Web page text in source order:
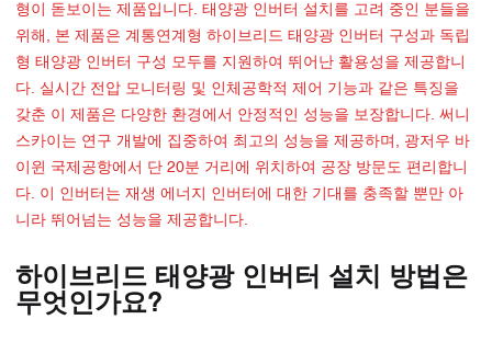
형이 돋보이는 제품입니다. 태양광 인버터 설치를 고려 중인 분들을
위해, 본 제품은 계통연계형 하이브리드 태양광 인버터 구성과 독립
형 태양광 인버터 구성 모두를 지원하여 뛰어난 활용성을 제공합니
다. 실시간 전압 모니터링 및 인체공학적 제어 기능과 같은 특징을
갖춘 이 제품은 다양한 환경에서 안정적인 성능을 보장합니다. 써니
스카이는 연구 개발에 집중하여 최고의 성능을 제공하며, 광저우 바
이윈 국제공항에서 단 20분 거리에 위치하여 공장 방문도 편리합니
다. 이 인버터는 재생 에너지 인버터에 대한 기대를 충족할 뿐만 아
니라 뛰어넘는 성능을 제공합니다.
하이브리드 태양광 인버터 설치 방법은
무엇인가요?